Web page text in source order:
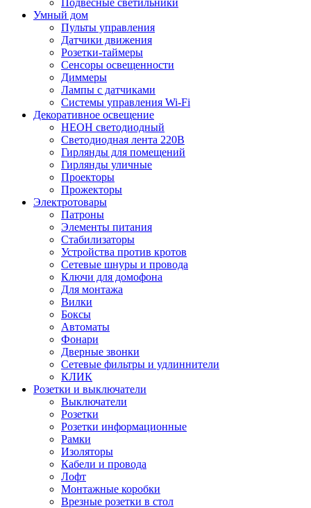
Умный дом
Пульты управления
Датчики движения
Розетки-таймеры
Сенсоры освещенности
Диммеры
Лампы с датчиками
Системы управления Wi-Fi
Декоративное освещение
НЕОН светодиодный
Светодиодная лента 220В
Гирлянды для помещений
Гирлянды уличные
Проекторы
Прожекторы
Электротовары
Патроны
Элементы питания
Стабилизаторы
Устройства против кротов
Сетевые шнуры и провода
Ключи для домофона
Для монтажа
Вилки
Боксы
Автоматы
Фонари
Дверные звонки
Сетевые фильтры и удлиннители
КЛИК
Розетки и выключатели
Выключатели
Розетки
Розетки информационные
Рамки
Изоляторы
Кабели и провода
Лофт
Монтажные коробки
Врезные розетки в стол